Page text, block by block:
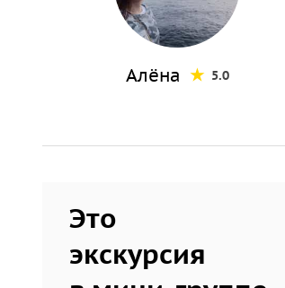
Алёна 5.0
Это
экскурсия